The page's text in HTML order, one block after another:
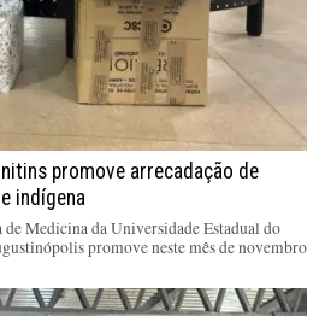
promove arrecadação de
indígena
Medicina da Universidade Estadual do
promove neste mês de novembro